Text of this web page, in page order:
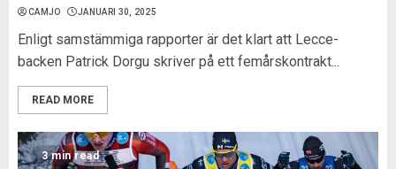
CAMJO JANUARI 30, 2025
Enligt samstämmiga rapporter är det klart att Lecce-
backen Patrick Dorgu skriver på ett femårskontrakt...
READ MORE
3 min read